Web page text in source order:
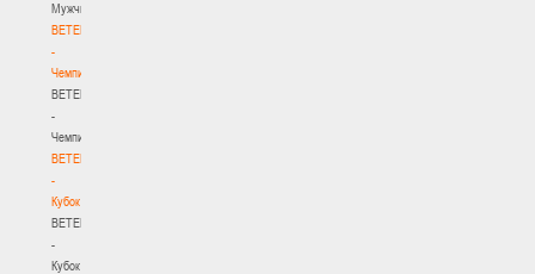
Мужчины
BETERA
-
Чемпионат
BETERA
-
Чемпионат
BETERA
-
Кубок
BETERA
-
Кубок